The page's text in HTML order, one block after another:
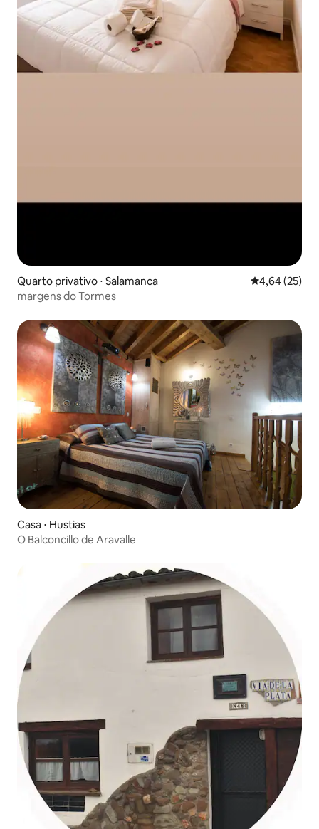
Quarto privativo ⋅ Salamanca 4,64 de uma
4,64 (25)
margens do Tormes
Casa ⋅ Hustias
O Balconcillo de Aravalle